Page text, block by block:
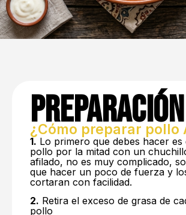
Preparación
¿Cómo preparar pollo
1. Lo primero que debes hacer es
pollo por la mitad con un
afilado, no es muy complicado,
que hacer un poco de fuerza y
cortaran con facilidad.
2. Retira el exceso de grasa de
pollo